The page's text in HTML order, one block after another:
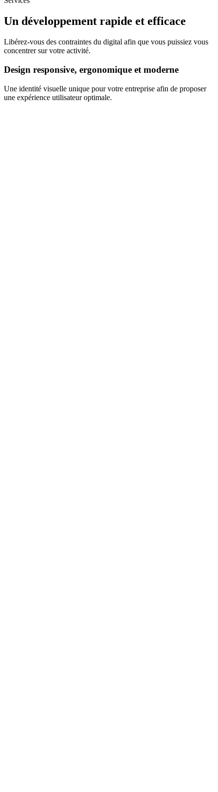
Un développement rapide et efficace
Libérez-vous des contraintes du digital afin que vous puissiez vous
concentrer sur votre activité.
Design responsive, ergonomique et moderne
Une identité visuelle unique pour votre entreprise afin de proposer
une expérience utilisateur optimale.